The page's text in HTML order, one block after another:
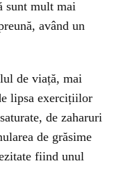
sunt mult mai
având un
de viață, mai
lipsa exercițiilor
de zaharuri
de grăsime
fiind unul